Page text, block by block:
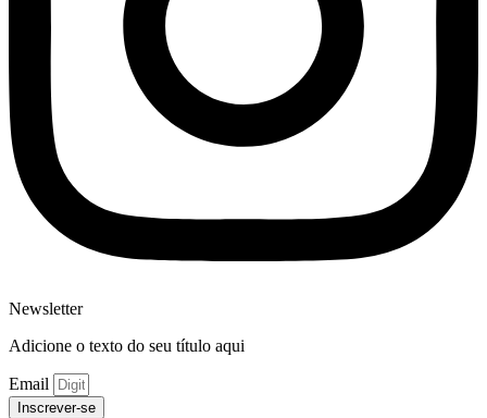
Newsletter
Adicione o texto do seu título aqui
Email
Inscrever-se